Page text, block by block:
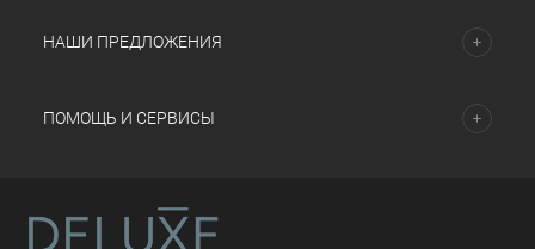
НАШИ ПРЕДЛОЖЕНИЯ
ПОМОЩЬ И СЕРВИСЫ